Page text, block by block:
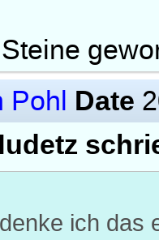
Pohl Date
ich das